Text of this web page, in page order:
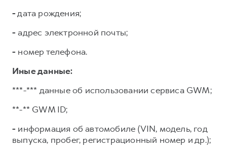
-дата рождения;
- адрес электронной почты;
- номер телефона.
Иные данные:
***-*** данные об использовании сервиса GWM;
**-** GWM ID;
- информация об автомобиле (VIN, модель, год
выпуска, пробег, регистрационный номер и др.);